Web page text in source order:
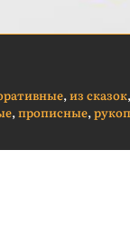
,из сказок,
,прописные,